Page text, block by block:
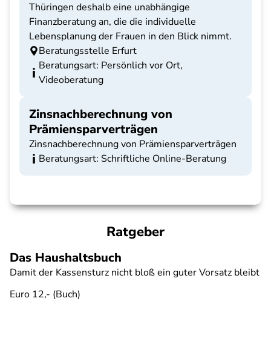
Thüringen deshalb eine unabhängige
Finanzberatung an, die die individuelle
Lebensplanung der Frauen in den Blick nimmt.
Beratungsstelle Erfurt
Beratungsart: Persönlich vor Ort,
Videoberatung
Zinsnachberechnung von
Prämiensparverträgen
Zinsnachberechnung von Prämiensparverträgen
Beratungsart: Schriftliche Online-Beratung
Ratgeber
Das Haushaltsbuch
Damit der Kassensturz nicht bloß ein guter Vorsatz bleibt
Euro 12,- (Buch)